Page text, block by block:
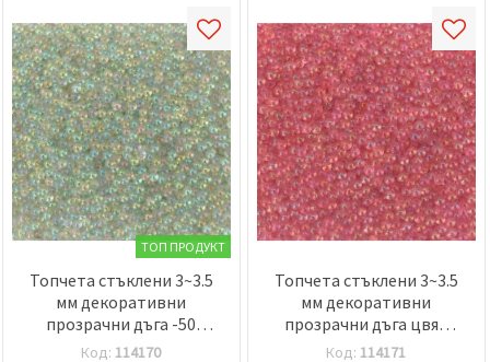
ТОП ПРОДУКТ
Топчета стъклени 3~3.5
мм декоративни
прозрачни дъга -50
грама
Код: 114170
Топчета стъклени 3~3.5
мм декоративни
прозрачни дъга цвят
розов -50 грама
Код: 114171